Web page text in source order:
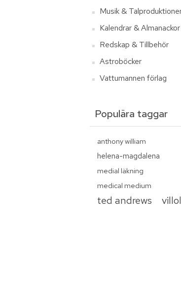
Musik &
Kalendrar & Almanackor
Redskap & Tillbehör
Astroböcker
Vattumannen förlag
Populära taggar
anthony william
helena-magdalena
medial läkning
medical medium
ted andrews